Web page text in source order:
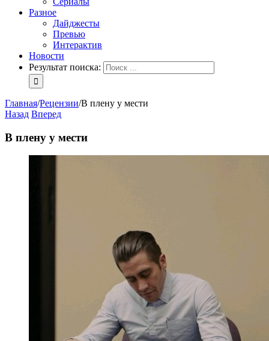
Разное
Дайджесты
Превью
Интерактив
Новости
Результат поиска:
Главная/Рецензии/В плену у мести
Назад Вперед
В плену у мести